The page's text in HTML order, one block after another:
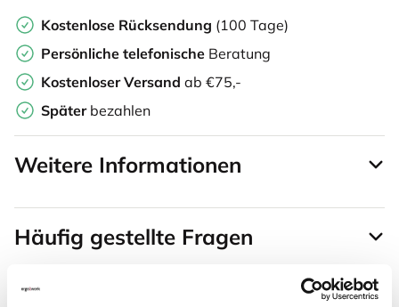
Kostenlose Rücksendung (100 Tage)
Persönliche telefonische Beratung
Kostenloser Versand ab €75,-
Später bezahlen
Weitere Informationen
Häufig gestellte Fragen